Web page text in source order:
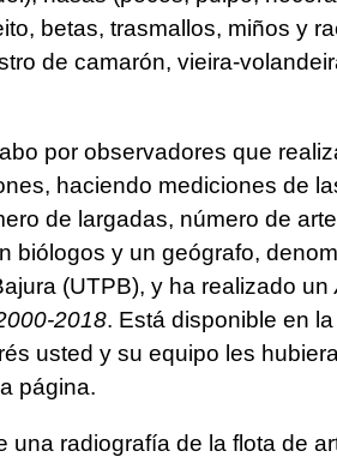
betas, trasmallos, miños y
de camarón, vieira-
por observadores que
haciendo mediciones de
de largadas, número de
biólogos y un geógrafo,
(UTPB), y ha realizado un
2018. Está disponible en
usted y su equipo les
página.
una radiografía de la flota de